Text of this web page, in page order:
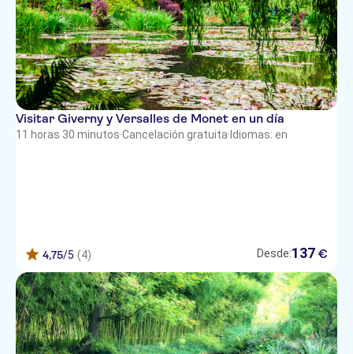
Visitar Giverny y Versalles de Monet en un día
11 horas 30 minutos·Cancelación gratuita· Idiomas: en
4,75/5 (4) Desde:137 €